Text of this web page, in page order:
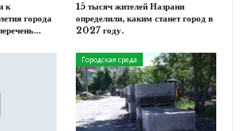
к
города
15 тысяч жителей Назрани
определили, каким станет город в
2027 году.
Городская среда